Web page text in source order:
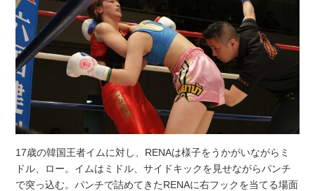
17歳の韓国王者イムに対し、RENAは様子をうかがいながらミ
ドル、ロー。イムはミドル、サイドキックを見せながらパンチ
で突っ込む。パンチで詰めてきたRENAに右フックを当てる場面